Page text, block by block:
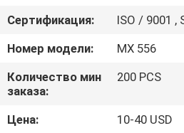
НАС
ПУТЕШЕСТВИЕ
ФАБРИКИ
Сертификация:
ISO / 9001 ,
Номер модели:
MX 556
Количество мин
заказа:
200 PCS
Цена:
10-40 USD